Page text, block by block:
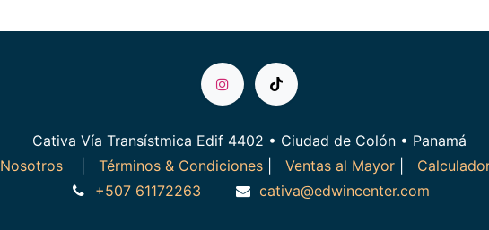
Cativa Vía Transístmica Edif 4402 • Ciudad de Colón • Panamá
Nosotros
Términos & Condiciones Ventas al Mayor
+507 61172263
cativa@edwincenter.com